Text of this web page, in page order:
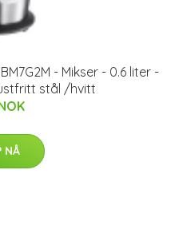
- Mikser - 0.6 liter -
stål /hvitt
NÅ